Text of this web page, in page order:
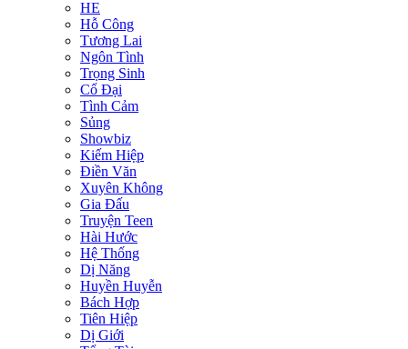
HE
Hỗ Công
Tương Lai
Ngôn Tình
Trọng Sinh
Cổ Đại
Tình Cảm
Sủng
Showbiz
Kiếm Hiệp
Điền Văn
Xuyên Không
Gia Đấu
Truyện Teen
Hài Hước
Hệ Thống
Dị Năng
Huyền Huyễn
Bách Hợp
Tiên Hiệp
Dị Giới